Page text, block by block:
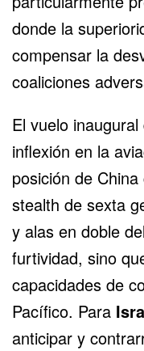
donde la
compensar la
coaliciones
El vuelo inaugural
inflexión en la
posición de
stealth de sexta
y alas en doble
furtividad, sino
capacidades de
Pacífico. Para
anticipar y